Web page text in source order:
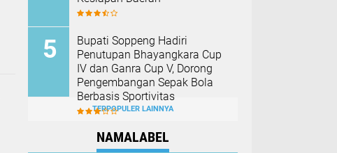
Bupati Soppeng Hadiri
Penutupan Bhayangkara Cup
IV dan Ganra Cup V, Dorong
Pengembangan Sepak Bola
Berbasis Sportivitas
TERPOPULER LAINNYA
NAMALABEL